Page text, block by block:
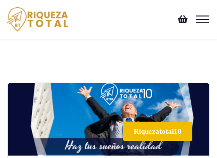
Riquezatotal10